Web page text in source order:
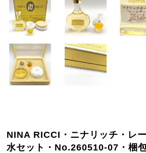
NINA RICCI・ニナリッチ・レ
水セット・No.260510-07・梱